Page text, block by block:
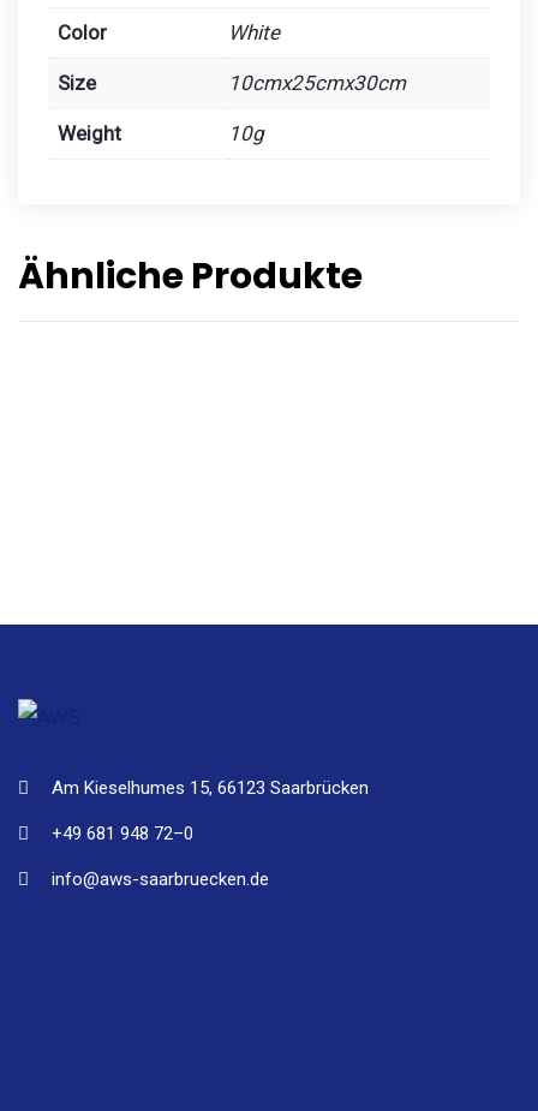
Color White
Size 10cmx25cmx30cm
Weight 10g
Ähnliche Produkte
Am Kieselhumes 15, 66123 Saarbrücken
+49 681 948 72–0
info@aws-saarbruecken.de